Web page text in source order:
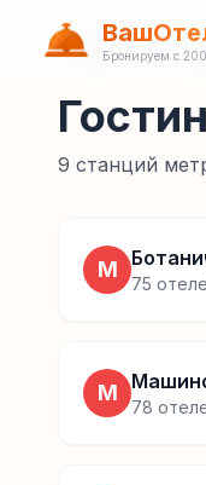
Бронируем с
Главная /
9 станций
М
75
М
78